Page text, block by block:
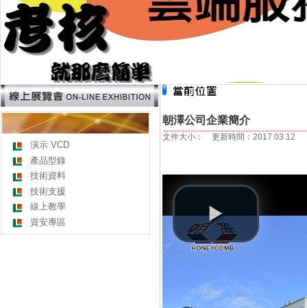
演示 VCD
產品型錄
技術資料
技術支援
線上教學
資安專區
朝澤公司企業簡介
文件大小： 更新時間：2017.03.12